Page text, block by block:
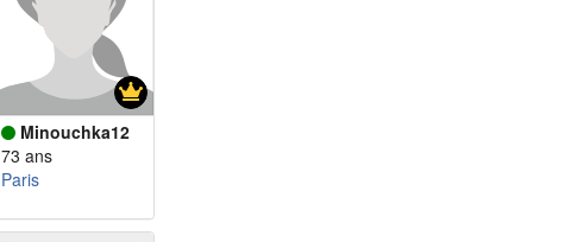
Minouchka12
73 ans
Paris